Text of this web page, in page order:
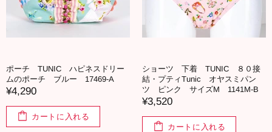
ポーチ TUNIC ハピネスドリー
ムのポーチ ブルー 17469-A
¥4,290
カートに入れる
ショーツ 下着 TUNIC ８０接
結・プティTunic オヤスミパン
ツ ピンク サイズM 1141M-B
¥3,520
カートに入れる